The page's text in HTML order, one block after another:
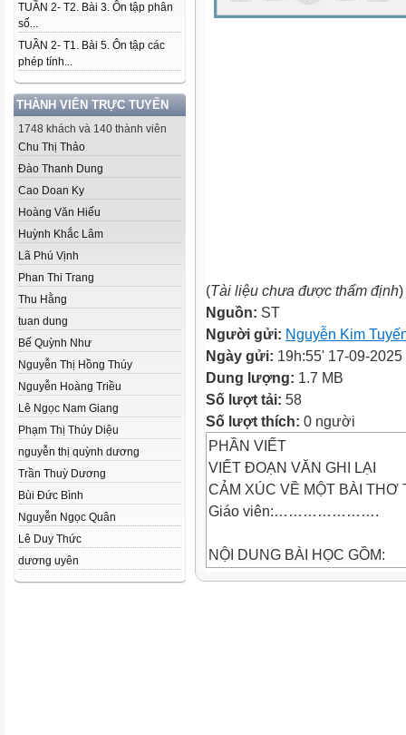
TUẦN 2- T2. Bài 3. Ôn tập phân
số...
TUẦN 2- T1. Bài 5. Ôn tập các
phép tính...
THÀNH VIÊN TRỰC TUYẾN
1748 khách và 140 thành viên
Chu Thị Thảo
Đào Thanh Dung
Cao Doan Ky
Hoàng Văn Hiếu
Huỳnh Khắc Lâm
Lã Phú Vịnh
Phan Thi Trang
Thu Hằng
tuan dung
Bế Quỳnh Như
Nguyễn Thị Hồng Thúy
Nguyễn Hoàng Triều
Lê Ngọc Nam Giang
Phạm Thị Thúy Diệu
nguyễn thị quỳnh dương
Trần Thuỳ Dương
Bùi Đức Bình
Nguyễn Ngọc Quân
Lê Duy Thức
dương uyên
(Tài liệu chưa được thẩm định)
Nguồn: ST
Người gửi: Nguyễn Kim
Ngày gửi: 19h:55' 17-09-2025
Dung lượng: 1.7 MB
Số lượt tải: 58
Số lượt thích: 0 người
PHẦN VIẾT
VIẾT ĐOẠN VĂN GHI LẠI
CẢM XÚC VỀ MỘT BÀI THƠ
Giáo viên:………………….
NỘI DUNG BÀI HỌC GỒM: